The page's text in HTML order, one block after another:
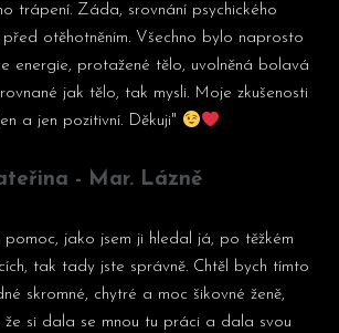
trápení. Záda, srovnání psychického
otěhotněním. Všechno bylo naprosto
energie, protažené tělo, uvolněná bolavá
jak tělo, tak mysli. Moje zkušenosti
a jen pozitivní. Děkuji"
- Mar. Lázně
jako jsem ji hledal já, po těžkém
tak tady jste správně. Chtěl bych tímto
skromné, chytré a moc šikovné ženě,
že si dala se mnou tu práci a dala svou